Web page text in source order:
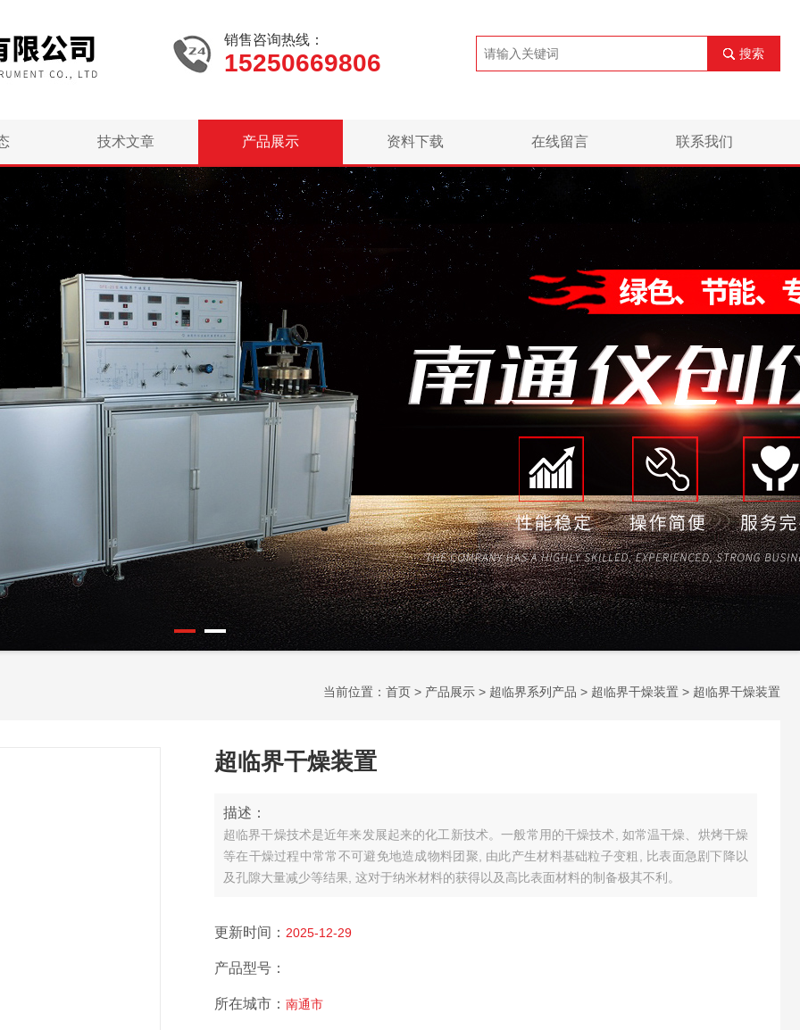
销售咨询热线：
15250669806 搜索
技术文章 产品展示 资料下载 在线留言 联系我们
当前位置： 首页 > 产品展示 > 超临界系列产品 > 超临界干燥装置 > 超临界干燥装置
超临界干燥装置
描述：
超临界干燥技术是近年来发展起来的化工新技术。一般常用的干燥技术, 如常温干燥、烘烤干燥
等在干燥过程中常常不可避免地造成物料团聚, 由此产生材料基础粒子变粗, 比表面急剧下降以
及孔隙大量减少等结果, 这对于纳米材料的获得以及高比表面材料的制备极其不利。
更新时间： 2025-12-29
产品型号：
所在城市： 南通市